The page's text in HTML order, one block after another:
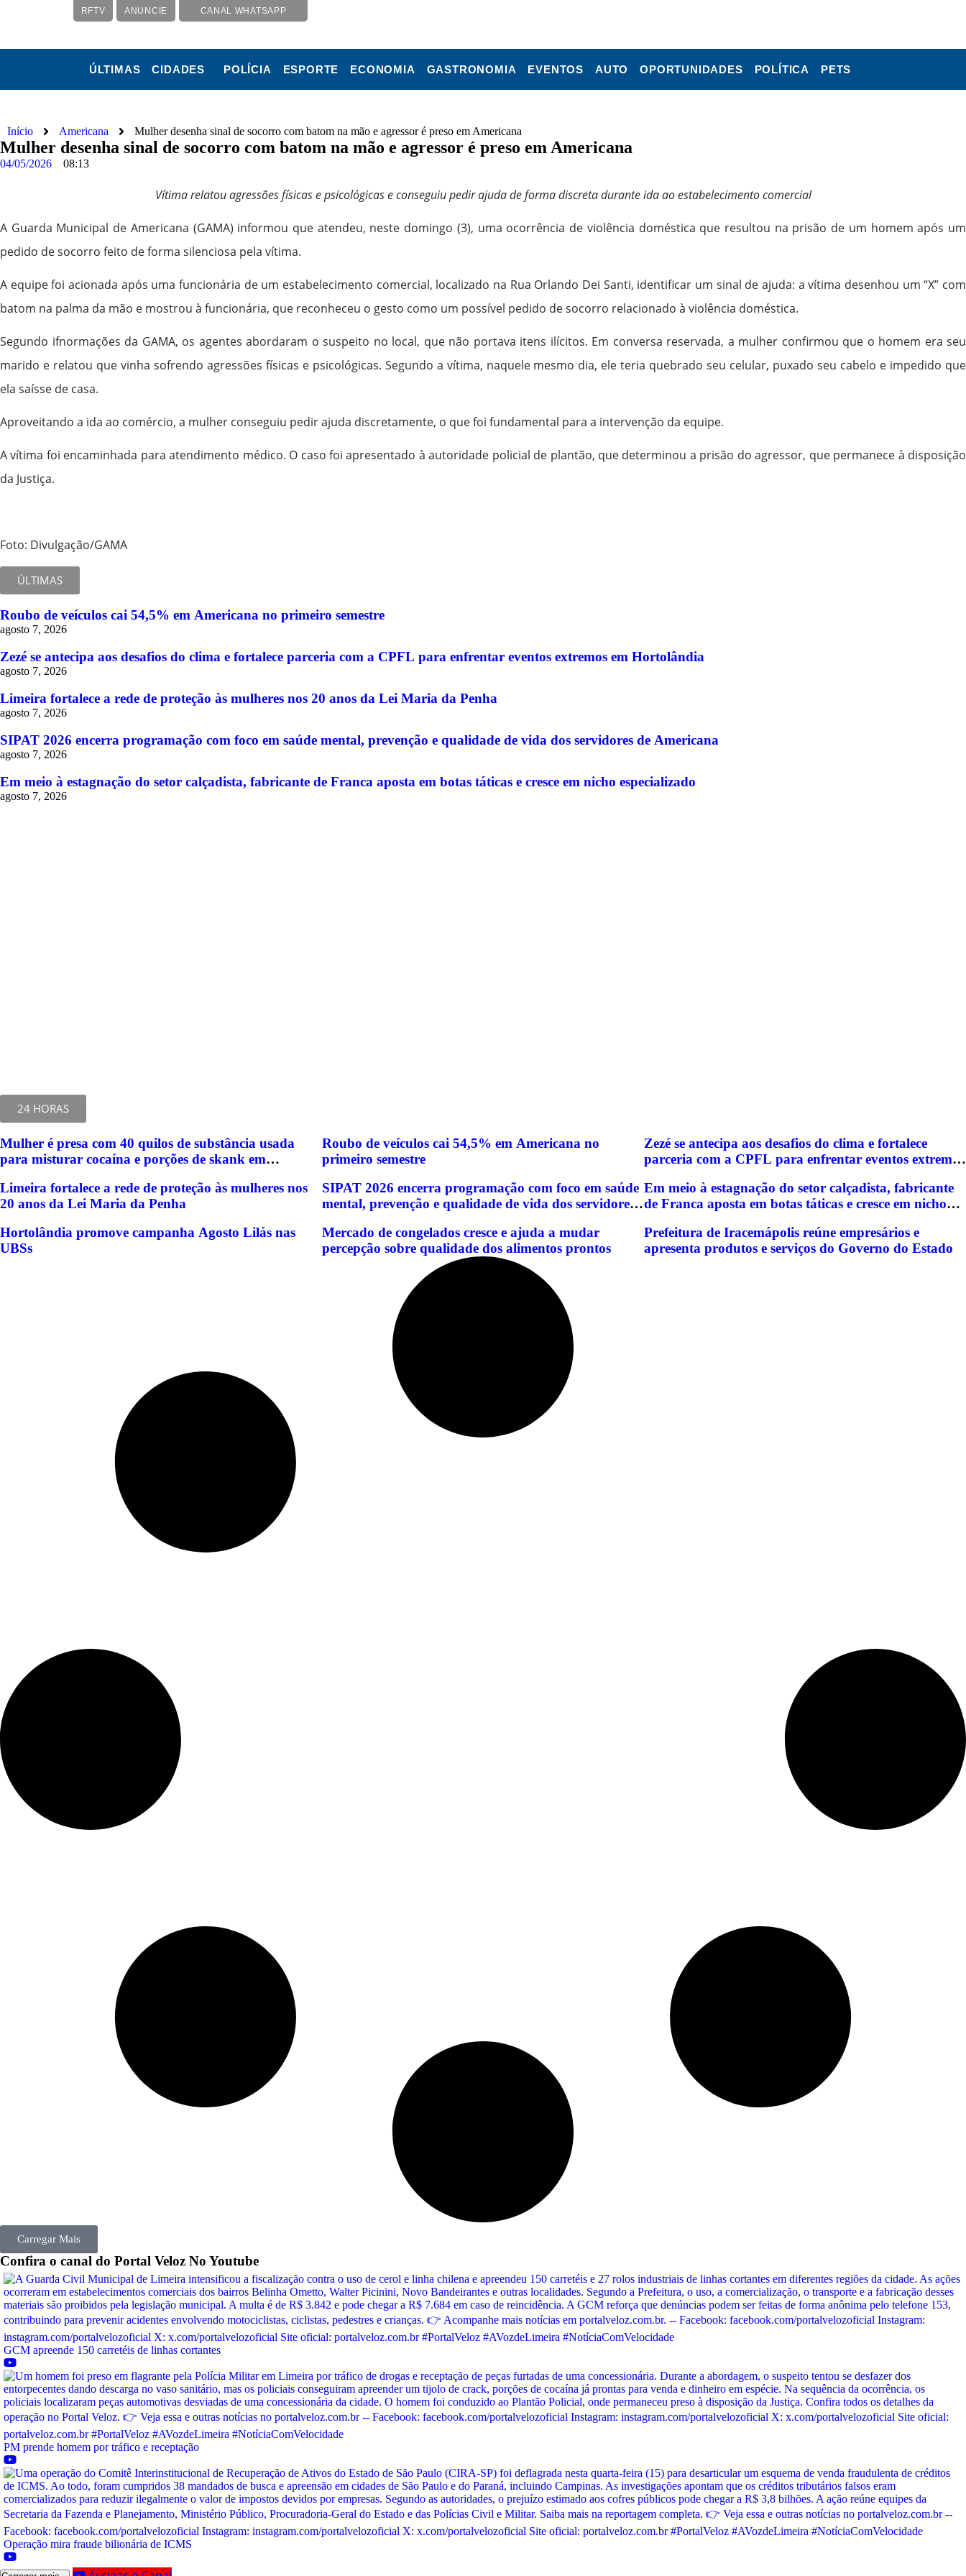
RFTV ANUNCIE CANAL WHATSAPP
ÚLTIMAS CIDADES POLÍCIA ESPORTE ECONOMIA GASTRONOMIA EVENTOS AUTO OPORTUNIDADES POLÍTICA PETS
Início Americana Mulher desenha sinal de socorro com batom na mão e agressor é preso em Americana
Mulher desenha sinal de socorro com batom na mão e agressor é preso em Americana
04/05/2026 08:13
Vítima relatou agressões físicas e psicológicas e conseguiu pedir ajuda de forma discreta durante ida ao estabelecimento comercial
A Guarda Municipal de Americana (GAMA) informou que atendeu, neste domingo (3), uma ocorrência de violência doméstica que resultou na prisão de um homem após um
pedido de socorro feito de forma silenciosa pela vítima.
A equipe foi acionada após uma funcionária de um estabelecimento comercial, localizado na Rua Orlando Dei Santi, identificar um sinal de ajuda: a vítima desenhou um “X” com
batom na palma da mão e mostrou à funcionária, que reconheceu o gesto como um possível pedido de socorro relacionado à violência doméstica.
Segundo ifnormações da GAMA, os agentes abordaram o suspeito no local, que não portava itens ilícitos. Em conversa reservada, a mulher confirmou que o homem era seu
marido e relatou que vinha sofrendo agressões físicas e psicológicas. Segundo a vítima, naquele mesmo dia, ele teria quebrado seu celular, puxado seu cabelo e impedido que
ela saísse de casa.
Aproveitando a ida ao comércio, a mulher conseguiu pedir ajuda discretamente, o que foi fundamental para a intervenção da equipe.
A vítima foi encaminhada para atendimento médico. O caso foi apresentado à autoridade policial de plantão, que determinou a prisão do agressor, que permanece à disposição
da Justiça.
Foto: Divulgação/GAMA
ÚLTIMAS
Roubo de veículos cai 54,5% em Americana no primeiro semestre
agosto 7, 2026
Zezé se antecipa aos desafios do clima e fortalece parceria com a CPFL para enfrentar eventos extremos em Hortolândia
agosto 7, 2026
Limeira fortalece a rede de proteção às mulheres nos 20 anos da Lei Maria da Penha
agosto 7, 2026
SIPAT 2026 encerra programação com foco em saúde mental, prevenção e qualidade de vida dos servidores de Americana
agosto 7, 2026
Em meio à estagnação do setor calçadista, fabricante de Franca aposta em botas táticas e cresce em nicho especializado
agosto 7, 2026
24 HORAS
Mulher é presa com 40 quilos de substância usada
para misturar cocaína e porções de skank em
Roubo de veículos cai 54,5% em Americana no
primeiro semestre
Zezé se antecipa aos desafios do clima e fortalece
parceria com a CPFL para enfrentar eventos extremos
Limeira fortalece a rede de proteção às mulheres nos
20 anos da Lei Maria da Penha
SIPAT 2026 encerra programação com foco em saúde
mental, prevenção e qualidade de vida dos servidores
Em meio à estagnação do setor calçadista, fabricante
de Franca aposta em botas táticas e cresce em nicho
Hortolândia promove campanha Agosto Lilás nas
UBSs
Mercado de congelados cresce e ajuda a mudar
percepção sobre qualidade dos alimentos prontos
Prefeitura de Iracemápolis reúne empresários e
apresenta produtos e serviços do Governo do Estado
Carregar Mais
Confira o canal do Portal Veloz No Youtube
GCM apreende 150 carretéis de linhas cortantes
PM prende homem por tráfico e receptação
Operação mira fraude bilionária de ICMS